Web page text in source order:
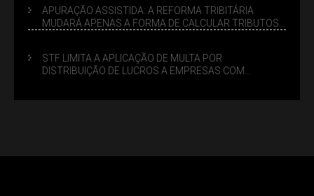
APURAÇÃO ASSISTIDA: A REFORMA TRIBITÁRIA
MUDARÁ APENAS A FORMA DE CALCULAR TRIBUTOS
STF LIMITA A APLICAÇÃO DE MULTA POR
DISTRIBUIÇÃO DE LUCROS A EMPRESAS COM